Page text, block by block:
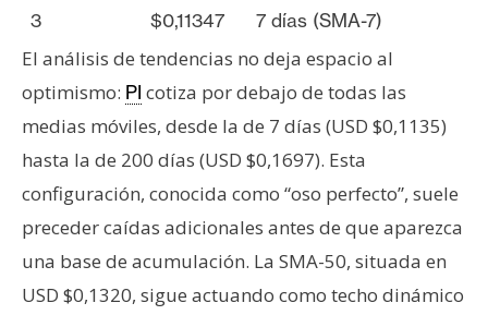
3
$0,11347
7 días (SMA-7)
El análisis de tendencias no deja espacio al
optimismo: PI cotiza por debajo de todas las
medias móviles, desde la de 7 días (USD $0,1135)
hasta la de 200 días (USD $0,1697). Esta
configuración, conocida como “oso perfecto”, suele
preceder caídas adicionales antes de que aparezca
una base de acumulación. La SMA-50, situada en
USD $0,1320, sigue actuando como techo dinámico